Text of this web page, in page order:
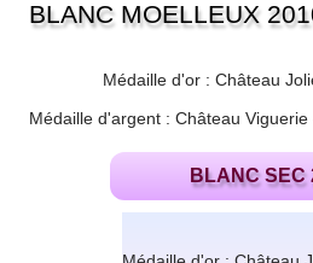
BLANC MOELLEUX
Médaille d'or : Château
Médaille d'argent : Château
BLANC SEC